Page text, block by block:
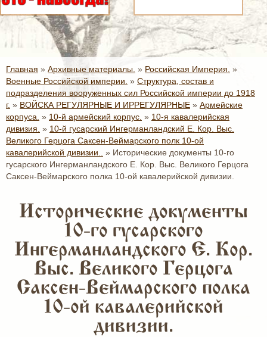
Главная » Архивные материалы. » Российская Империя. »
Военные Российской империи. » Структура, состав и
подразделения вооруженных сил Российской империи до 1918
г. » ВОЙСКА РЕГУЛЯРНЫЕ И ИРРЕГУЛЯРНЫЕ » Армейские
корпуса. » 10-й армейский корпус. » 10-я кавалерийская
дивизия. » 10-й гусарский Ингерманландский Е. Кор. Выс.
Великого Герцога Саксен-Веймарского полк 10-ой
кавалерийской дивизии..
» Исторические документы 10-го
гусарского Ингерманландского Е. Кор. Выс. Великого Герцога
Саксен-Веймарского полка 10-ой кавалерийской дивизии.
Исторические документы
10-го гусарского
Ингерманландского Е. Кор.
Выс. Великого Герцога
Саксен-Веймарского полка
10-ой кавалерийской
дивизии.